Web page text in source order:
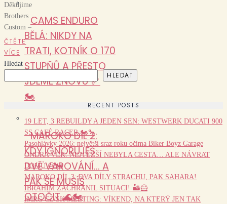
CAMS ENDURO
BĚLÁ: NIKDY NA
TRATI, KOTNÍK O 170
STUPŇŮ A PŘESTO
JDEME ZNOVU 🦴
🏍️
MAROKO DÍL 2:
KDY IGNORUJEŠ
DVĚ VAROVÁNÍ… A
PAK SE MUSÍŠ
OTOČIT 🌊🏍️
Děkujime
Brothers
Custom –
ČTĚTE
VÍCE
Hledat
HLEDAT
RECENT POSTS
19 LET, 3 REBUILDY A JEDEN SEN: WESTWERK DUCATI 900
SS CAFÉ RACER 🏍️🔧
Pasohlávky 2026: největší sraz roku očima Biker Boyz Garage
ONDRA VLK: NEJTĚŽŠÍ NEBYLA CESTA… ALE NÁVRAT
DOMŮ 😢🏍️
MAROKO DÍL 3: DVA DÍLY STRACHU, PAK SAHARA!
IBRAHIM ZACHRÁNIL SITUACI! 🏜️🦸
IMRG CZ/SK MEETING: VÍKEND, NA KTERÝ JEN TAK